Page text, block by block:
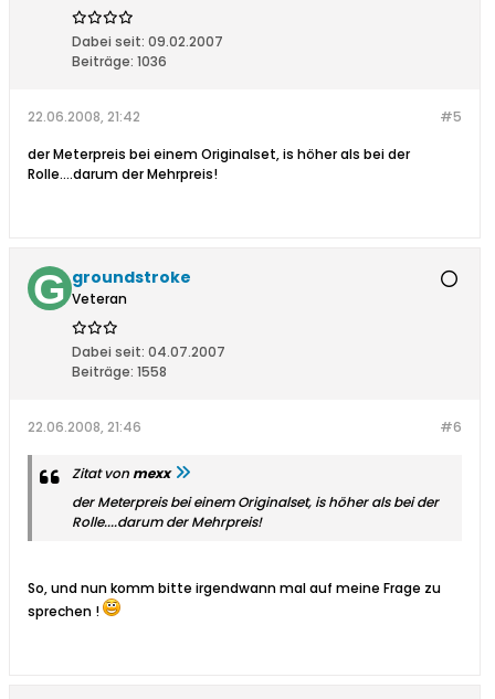
Dabei seit: 09.02.2007
Beiträge: 1036
#5
22.06.2008, 21:42
der Meterpreis bei einem Originalset, is höher als bei der
Rolle....darum der Mehrpreis!
groundstroke
Veteran
Dabei seit: 04.07.2007
Beiträge: 1558
#6
22.06.2008, 21:46
Zitat vonmexx
der Meterpreis bei einem Originalset, is höher als bei der
Rolle....darum der Mehrpreis!
So, und nun komm bitte irgendwann mal auf meine Frage zu
sprechen !